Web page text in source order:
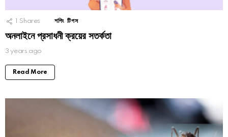
Shares শপিং টিপস
অনলাইনে প্রসাধনী ক্রয়ের সতর্কতা
3 years ago
Read More